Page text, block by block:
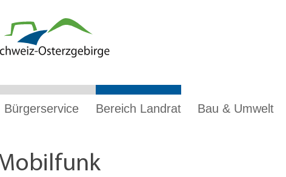
Bürgerservice Bereich Landrat Bau & Umwelt